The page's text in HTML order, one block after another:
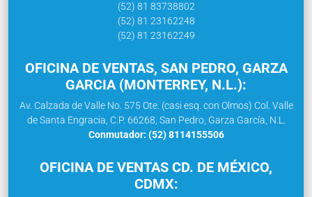
(52) 81 83738802
(52) 81 23162248
(52) 81 23162249
OFICINA DE VENTAS, SAN PEDRO, GARZA
GARCIA (MONTERREY, N.L.):
Av. Calzada de Valle No. 575 Ote. (casi esq. con Olmos) Col. Valle
de Santa Engracia, C.P. 66268, San Pedro, Garza García, N.L.
Conmutador: (52) 8114155506
OFICINA DE VENTAS CD. DE MÉXICO,
CDMX: